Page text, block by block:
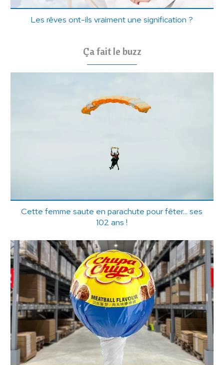
Les rêves ont-ils vraiment une signification ?
Ça fait le buzz
Cette femme saute en parachute pour fêter... ses
102 ans !